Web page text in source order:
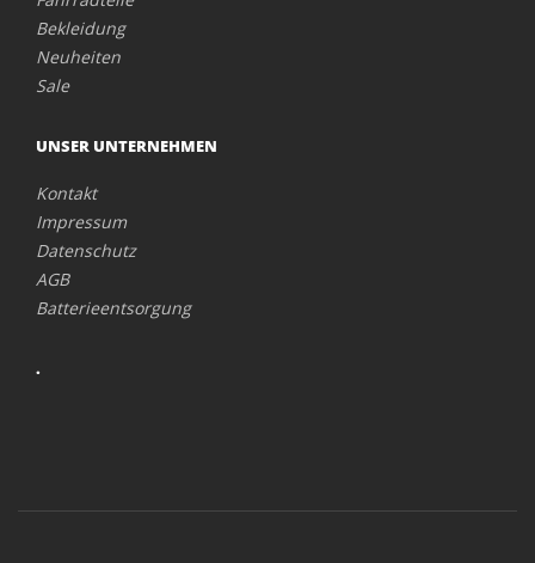
Bekleidung
Neuheiten
Sale
UNSER UNTERNEHMEN
Kontakt
Impressum
Datenschutz
AGB
Batterieentsorgung
.